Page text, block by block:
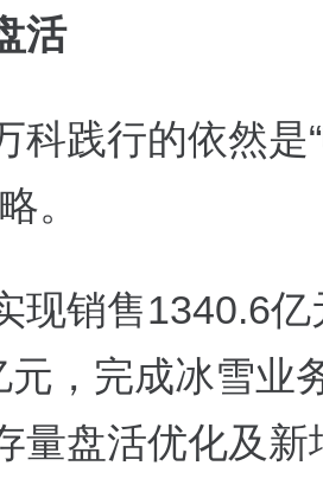
活
科践行的依然是
。
现销售1340.6
，完成冰雪业
量盘活优化及新